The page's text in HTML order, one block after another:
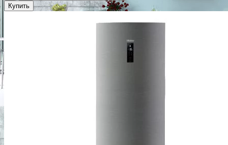
Купить